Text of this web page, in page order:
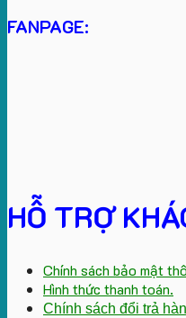
FANPAGE:
HỖ TRỢ
Chính sách bảo mật
Hình thức thanh toán.
Chính sách đổi trả